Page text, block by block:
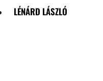
LÉNÁRD LÁSZLÓ